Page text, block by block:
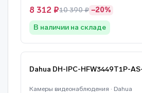
8 312 ₽10 390 ₽ −20%
В наличии на складе
Dahua DH-IPC-HFW3449T1P-
Камеры видеонаблюдения · Dahua